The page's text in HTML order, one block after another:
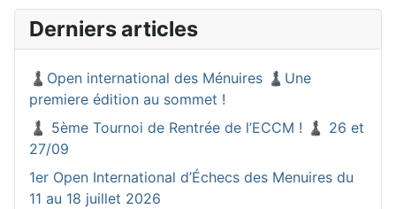
Derniers articles
♟️Open international des Ménuires ♟️Une
premiere édition au sommet !
♟️ 5ème Tournoi de Rentrée de l’ECCM ! ♟️ 26 et
27/09
1er Open International d’Échecs des Menuires du
11 au 18 juillet 2026